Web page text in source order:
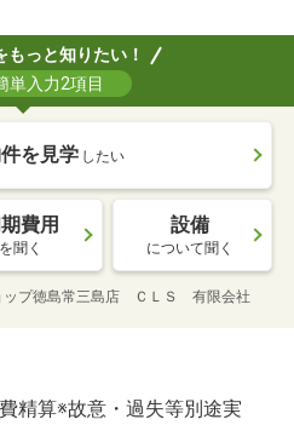
もっと知りたい！
単入力2項目
を見学 したい
費用
を聞く
設備
について聞く
ップ徳島常三島店 ＣＬＳ 有限会社
精算※故意・過失等別途実